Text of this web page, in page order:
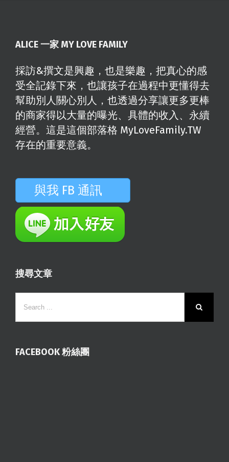
ALICE 一家 MY LOVE FAMILY
採訪&撰文是興趣，也是樂趣，把真心的感
受全記錄下來，也讓孩子在過程中更懂得去
幫助別人關心別人，也透過分享讓更多更棒
的商家得以大量的曝光、具體的收入、永續
經營。這是這個部落格 MyLoveFamily.TW
存在的重要意義。
與我 FB 通訊
搜尋文章
FACEBOOK 粉絲團